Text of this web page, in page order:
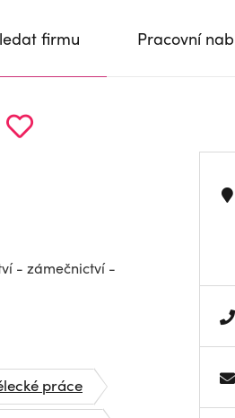
firmu Pracovní
- zámečnictví -
práce